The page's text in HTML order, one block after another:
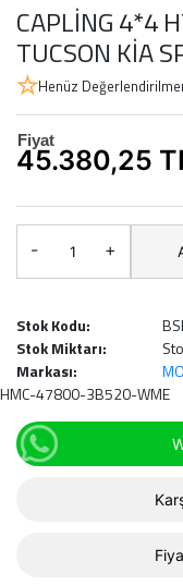
CAPLİNG 4*4
TUCSON KİA
Henüz
Fiyat
45.380,25
- +
Stok Kodu:
Stok Miktarı:
Markası:
HMC-47800-3B520-WME